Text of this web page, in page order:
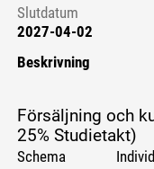
Slutdatum
2027-04-02
Beskrivning
Försäljning och
25% Studietakt)
Schema